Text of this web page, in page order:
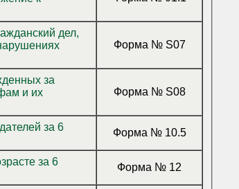
дел,
Форма № S07
за
Форма № S08
Форма № 10.5
Форма № 12